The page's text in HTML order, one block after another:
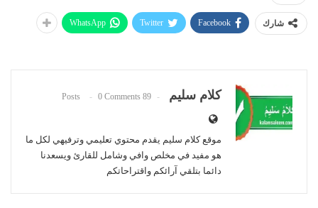
شارك Facebook
Twitter
WhatsApp
كلام سليم 89 Posts
0 Comments
موقع كلام سليم يقدم محتوي تعليمي وترفيهي لكل ما
هو مفيد في مخلص وافي وشامل للقارئ ويسعدنا
دائما بتلقي آرائكم واقتراحاتكم